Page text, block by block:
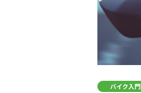
バイク入門